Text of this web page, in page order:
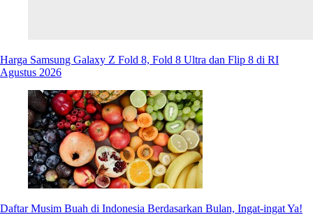
Harga Samsung Galaxy Z Fold 8, Fold 8 Ultra dan Flip 8 di RI
Agustus 2026
Daftar Musim Buah di Indonesia Berdasarkan Bulan, Ingat-ingat Ya!